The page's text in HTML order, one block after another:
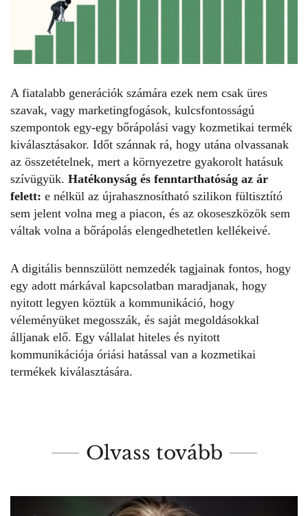
A fiatalabb generációk számára ezek nem csak üres
szavak, vagy marketingfogások, kulcsfontosságú
szempontok egy-egy bőrápolási vagy kozmetikai termék
kiválasztásakor. Időt szánnak rá, hogy utána olvassanak
az összetételnek, mert a környezetre gyakorolt hatásuk
szívügyük. Hatékonyság és fenntarthatóság az ár
felett: e nélkül az újrahasznosítható szilikon fültisztító
sem jelent volna meg a piacon, és az okoseszközök sem
váltak volna a bőrápolás elengedhetetlen kellékeivé.
A digitális bennszülött nemzedék tagjainak fontos, hogy
egy adott márkával kapcsolatban maradjanak, hogy
nyitott legyen köztük a kommunikáció, hogy
véleményüket megosszák, és saját megoldásokkal
álljanak elő. Egy vállalat hiteles és nyitott
kommunikációja óriási hatással van a kozmetikai
termékek kiválasztására.
Olvass tovább